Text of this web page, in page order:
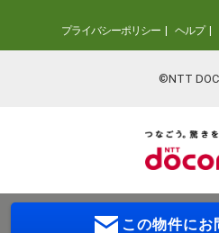
プライバシーポリシー ヘルプ
©NTT
この物件にお